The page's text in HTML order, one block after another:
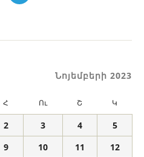
Նոյեմբերի 2023
Հ Ու Շ Կ
2 3 4
5
9 10 11
12